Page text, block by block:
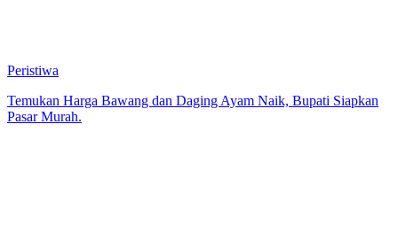
Peristiwa
Temukan Harga Bawang dan Daging Ayam Naik, Bupati Siapkan
Pasar Murah.